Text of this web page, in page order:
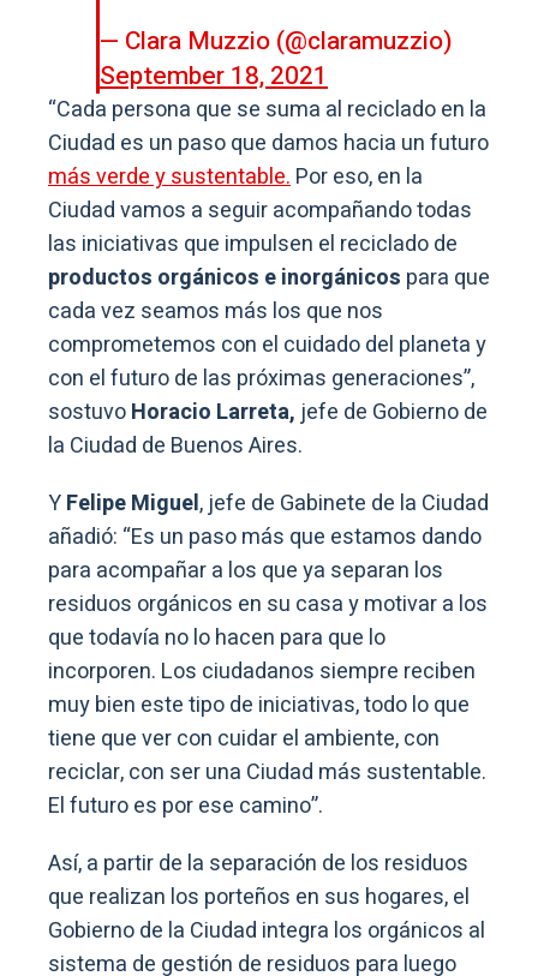
— Clara Muzzio (@claramuzzio)
September 18, 2021
“Cada persona que se suma al reciclado en la
Ciudad es un paso que damos hacia un futuro
más verde y sustentable.Por eso, en la
Ciudad vamos a seguir acompañando todas
las iniciativas que impulsen el reciclado de
productos orgánicos e inorgánicos para que
cada vez seamos más los que nos
comprometemos con el cuidado del planeta y
con el futuro de las próximas generaciones”,
sostuvoHoracio Larreta, jefe de Gobierno de
la Ciudad de Buenos Aires.
YFelipe Miguel, jefe de Gabinete de la Ciudad
añadió: “Es un paso más que estamos dando
para acompañar a los que ya separan los
residuos orgánicos en su casa y motivar a los
que todavía no lo hacen para que lo
incorporen. Los ciudadanos siempre reciben
muy bien este tipo de iniciativas, todo lo que
tiene que ver con cuidar el ambiente, con
reciclar, con ser una Ciudad más sustentable.
El futuro es por ese camino”.
Así, a partir de la separación de los residuos
que realizan los porteños en sus hogares, el
Gobierno de la Ciudad integra los orgánicos al
sistema de gestión de residuos para luego